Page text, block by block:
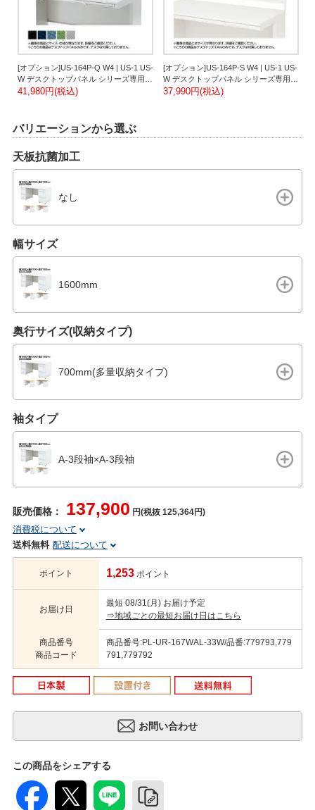
[オプション]US-164P-Q W4 | US-1 US-
W デスクトップパネル シリーズ専用
バイオPETクロス ホワイトフレーム 幅
41,980円(税込)
[オプション]US-164P-S W4 | US-1 US-
W デスクトップパネル シリーズ専用
スチール 本体ホワイト 幅1598×高さ
37,990円(税込)
バリエーションから選ぶ
天板抗菌加工
なし
幅サイズ
1600mm
奥行サイズ(収納タイプ)
700mm(多量収納タイプ)
袖タイプ
A-3段袖×A-3段袖
販売価格： 137,900 円(税抜 125,364円)
消費税について
送料無料 配送について
ポイント 1,253 ポイント
お届け日
最短 08/31(月) お届け予定
⇒地域ごとの最短お届け日はこちら
商品番号
商品コード
商品番号:PL-UR-167WAL-33W/品番:779793,779
791,779792
この商品をシェアする